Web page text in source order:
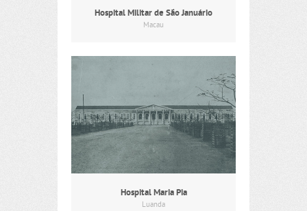
Hospital Militar de São Januário
Macau
Hospital Maria Pia
Luanda